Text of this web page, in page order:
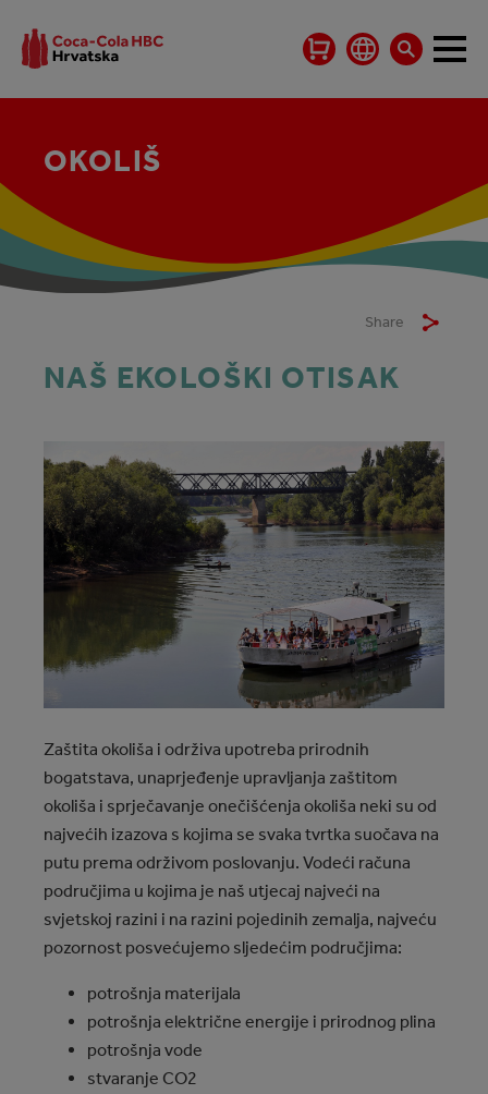
OKOLIŠ
Share
NAŠ EKOLOŠKI OTISAK
Zaštita okoliša i održiva upotreba prirodnih
bogatstava, unaprjeđenje upravljanja zaštitom
okoliša i sprječavanje onečišćenja okoliša neki su od
najvećih izazova s kojima se svaka tvrtka suočava na
putu prema održivom poslovanju. Vodeći računa
područjima u kojima je naš utjecaj najveći na
svjetskoj razini i na razini pojedinih zemalja, najveću
pozornost posvećujemo sljedećim područjima:
potrošnja materijala
potrošnja električne energije i prirodnog plina
potrošnja vode
stvaranje CO2